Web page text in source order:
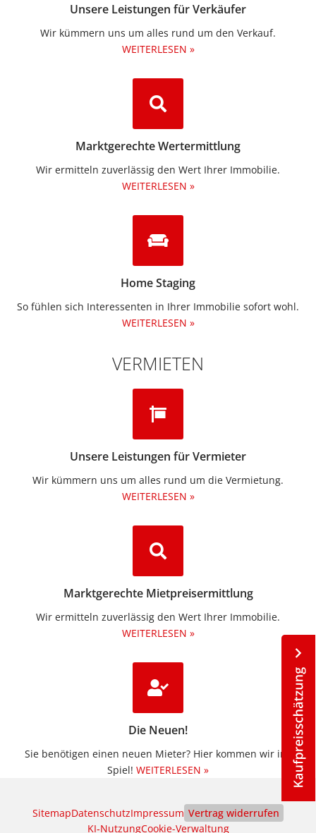
Unsere Leistungen für Verkäufer
Wir kümmern uns um alles rund um den Verkauf.
WEITERLESEN »
Marktgerechte Wertermittlung
Wir ermitteln zuverlässig den Wert Ihrer Immobilie.
WEITERLESEN »
Home Staging
So fühlen sich Interessenten in Ihrer Immobilie sofort wohl.
WEITERLESEN »
VERMIETEN
Unsere Leistungen für Vermieter
Wir kümmern uns um alles rund um die Vermietung.​
WEITERLESEN »
Marktgerechte Mietpreisermittlung
Wir ermitteln zuverlässig den Wert Ihrer Immobilie.
WEITERLESEN »
Die Neuen!
Sie benötigen einen neuen Mieter? Hier kommen wir ins
Spiel! WEITERLESEN »
SitemapDatenschutzImpressum Vertrag widerrufen
KI‑NutzungCookie-Verwaltung